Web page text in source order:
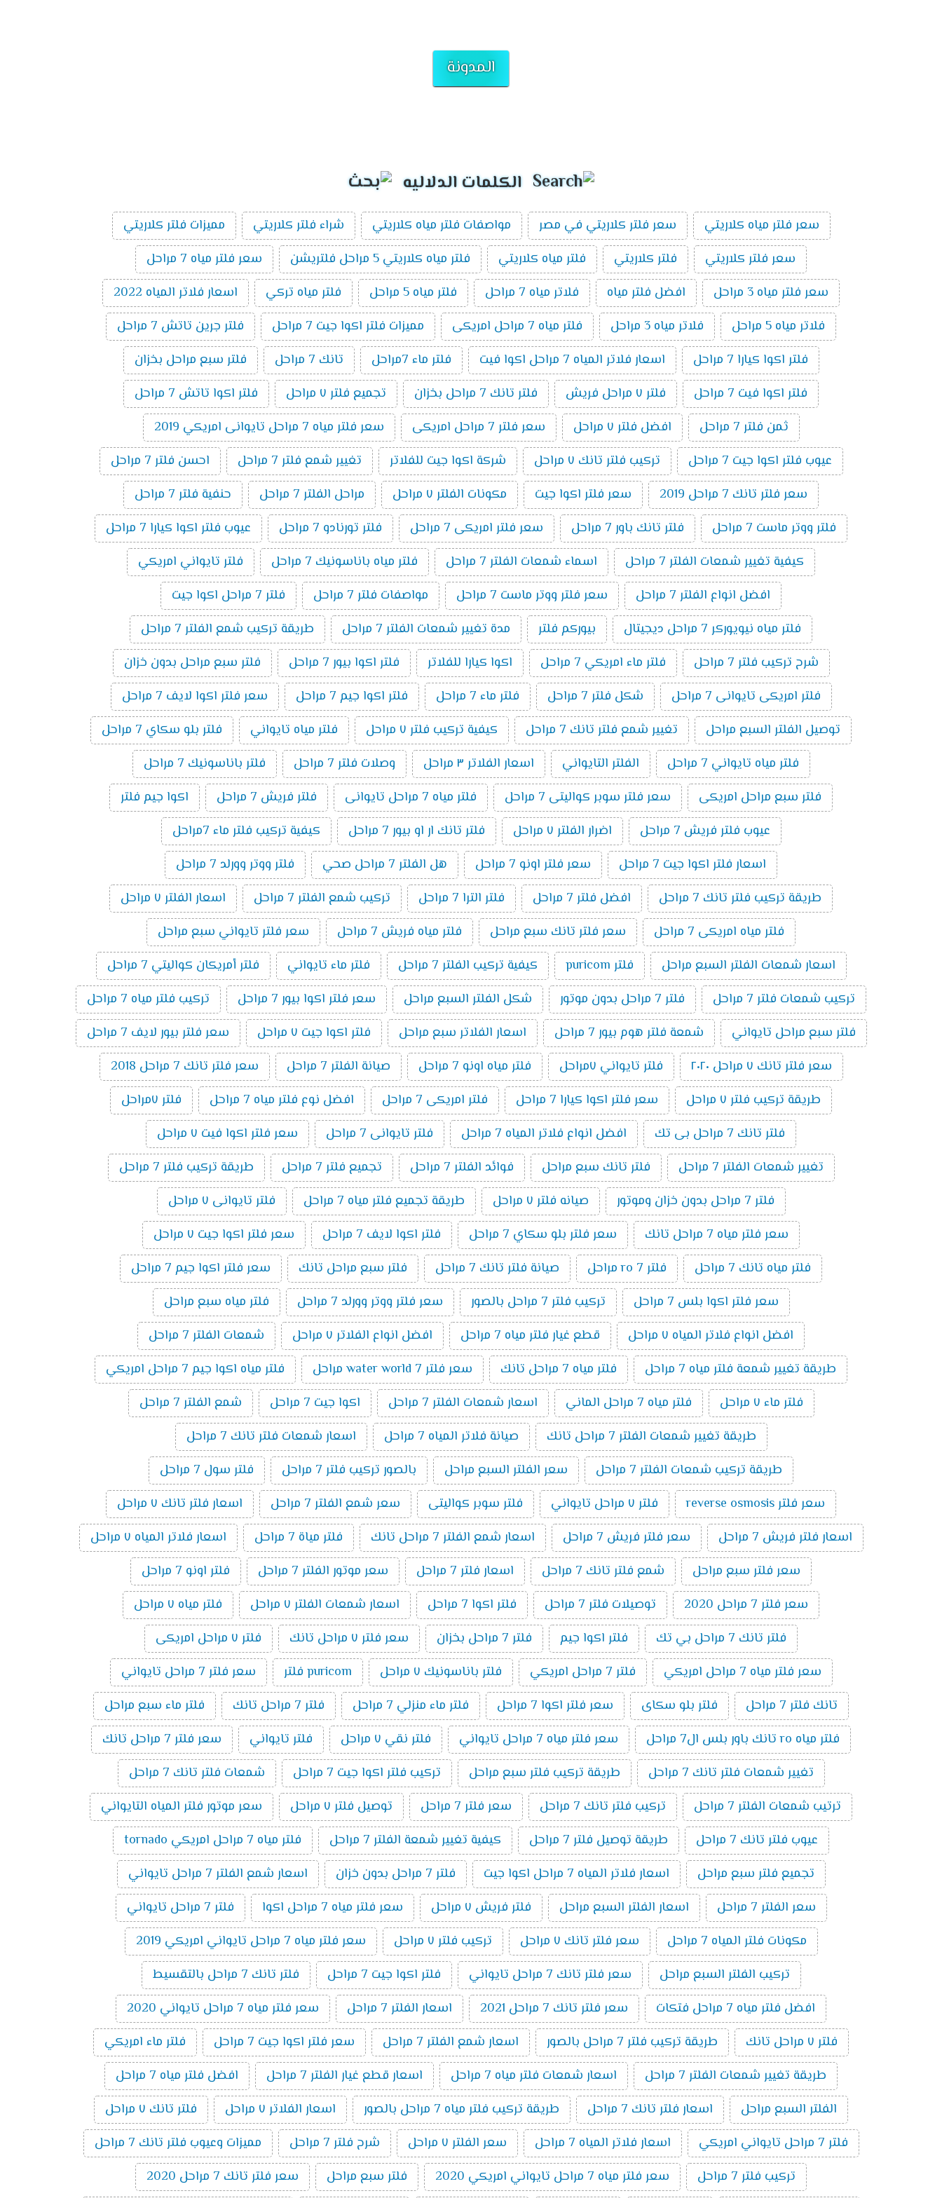
المدونة
الكلمات الدلاليه
سعر فلتر مياه كلاريتي سعر فلتر كلاريتي في مصر مواصفات فلتر مياه كلاريتي شراء فلتر كلاريتي
مميزات فلتر كلاريتي
سعر فلتر كلاريتي
فلتر كلاريتي فلتر مياه كلاريتي فلتر مياه كلاريتي 5 مراحل فلتريشن
سعر فلتر مياه 7 مراحل
سعر فلتر مياه 3 مراحل
افضل فلتر مياه فلاتر مياه 7 مراحل فلتر مياه 5 مراحل فلتر مياه تركي
اسعار فلاتر المياه 2022
فلاتر مياه 5 مراحل
فلاتر مياه 3 مراحل فلتر مياه 7 مراحل امريكى مميزات فلتر اكوا جيت 7 مراحل
فلتر جرين تاتش 7 مراحل
فلتر اكوا كيارا 7 مراحل
اسعار فلاتر المياه 7 مراحل اكوا فيت فلتر ماء 7مراحل تانك 7 مراحل
فلتر سبع مراحل بخزان
فلتر اكوا فيت 7 مراحل
فلتر ٧ مراحل فريش فلتر تانك 7 مراحل بخزان تجميع فلتر ٧ مراحل
فلتر اكوا تاتش 7 مراحل
ثمن فلتر 7 مراحل
افضل فلتر ٧ مراحل سعر فلتر 7 مراحل امريكى
سعر فلتر مياه 7 مراحل تايوانى امريكي 2019
عيوب فلتر اكوا جيت 7 مراحل
تركيب فلتر تانك ٧ مراحل شركة اكوا جيت للفلاتر تغيير شمع فلتر 7 مراحل
احسن فلتر 7 مراحل
سعر فلتر تانك 7 مراحل 2019
سعر فلتر اكوا جيت مكونات الفلتر ٧ مراحل مراحل الفلتر 7 مراحل
حنفية فلتر 7 مراحل
فلتر ووتر ماست 7 مراحل
فلتر تانك باور 7 مراحل سعر فلتر امريكى 7 مراحل فلتر تورنادو 7 مراحل
عيوب فلتر اكوا كيارا 7 مراحل
كيفية تغيير شمعات الفلتر 7 مراحل
اسماء شمعات الفلتر 7 مراحل فلتر مياه باناسونيك 7 مراحل
فلتر تايواني امريكي
افضل انواع الفلتر 7 مراحل
سعر فلتر ووتر ماست 7 مراحل مواصفات فلتر 7 مراحل
فلتر 7 مراحل اكوا جيت
فلتر مياه نيويوركر 7 مراحل ديجيتال
بيوركم فلتر مدة تغيير شمعات الفلتر 7 مراحل
طريقة تركيب شمع الفلتر 7 مراحل
شرح تركيب فلتر 7 مراحل
فلتر ماء امريكي 7 مراحل اكوا كيارا للفلاتر فلتر اكوا بيور 7 مراحل
فلتر سبع مراحل بدون خزان
فلتر امريكى تايوانى 7 مراحل
شكل فلتر 7 مراحل فلتر ماء 7 مراحل فلتر اكوا جيم 7 مراحل
سعر فلتر اكوا لايف 7 مراحل
توصيل الفلتر السبع مراحل
تغيير شمع فلتر تانك 7 مراحل كيفية تركيب فلتر ٧ مراحل فلتر مياه تايواني
فلتر بلو سكاي 7 مراحل
فلتر مياه تايواني 7 مراحل
الفلتر التايواني اسعار الفلاتر ٣ مراحل وصلات فلتر 7 مراحل
فلتر باناسونيك 7 مراحل
فلتر سبع مراحل امريكى
سعر فلتر سوبر كواليتى 7 مراحل فلتر مياه 7 مراحل تايوانى فلتر فريش 7 مراحل
اكوا جيم فلتر
عيوب فلتر فريش 7 مراحل
اضرار الفلتر ٧ مراحل فلتر تانك ار او بيور 7 مراحل
كيفية تركيب فلتر ماء 7مراحل
اسعار فلتر اكوا جيت 7 مراحل
سعر فلتر اونو 7 مراحل هل الفلتر 7 مراحل صحي
فلتر ووتر وورلد 7 مراحل
طريقة تركيب فلتر تانك 7 مراحل
افضل فلتر 7 مراحل فلتر الترا 7 مراحل تركيب شمع الفلتر 7 مراحل
اسعار الفلتر ٧ مراحل
فلتر مياه امريكى 7 مراحل
سعر فلتر تانك سبع مراحل فلتر مياه فريش 7 مراحل
سعر فلتر تايواني سبع مراحل
اسعار شمعات الفلتر السبع مراحل
فلتر puricom كيفية تركيب الفلتر 7 مراحل فلتر ماء تايواني
فلتر أمريكان كواليتي 7 مراحل
تركيب شمعات فلتر 7 مراحل
فلتر 7 مراحل بدون موتور شكل الفلتر السبع مراحل سعر فلتر اكوا بيور 7 مراحل
تركيب فلتر مياه 7 مراحل
فلتر سبع مراحل تايواني
شمعة فلتر هوم بيور 7 مراحل اسعار الفلاتر سبع مراحل فلتر اكوا جيت ٧ مراحل
سعر فلتر بيور لايف 7 مراحل
سعر فلتر تانك ٧ مراحل ٢٠٢٠
فلتر تايواني ٧مراحل فلتر مياه اونو 7 مراحل صيانة الفلتر 7 مراحل
سعر فلتر تانك 7 مراحل 2018
طريقة تركيب فلتر ٧ مراحل
سعر فلتر اكوا كيارا 7 مراحل فلتر امريكى 7 مراحل افضل نوع فلتر مياه 7 مراحل
فلتر ٧مراحل
فلتر تانك 7 مراحل بى تك
افضل انواع فلاتر المياه 7 مراحل فلتر تايوانى 7 مراحل
سعر فلتر اكوا فيت ٧ مراحل
تغيير شمعات الفلتر 7 مراحل
فلتر تانك سبع مراحل فوائد الفلتر 7 مراحل تجميع فلتر 7 مراحل
طريقة تركيب فلتر 7 مراحل
فلتر 7 مراحل بدون خزان وموتور
صيانه فلتر ٧ مراحل طريقة تجميع فلتر مياه 7 مراحل
فلتر تايوانى ٧ مراحل
سعر فلتر مياه 7 مراحل تانك
سعر فلتر بلو سكاي 7 مراحل فلتر اكوا لايف 7 مراحل
سعر فلتر اكوا جيت ٧ مراحل
فلتر مياه تانك 7 مراحل
فلتر ro 7 مراحل صيانة فلتر تانك 7 مراحل فلتر سبع مراحل تانك
سعر فلتر اكوا جيم 7 مراحل
سعر فلتر اكوا بلس 7 مراحل
تركيب فلتر 7 مراحل بالصور سعر فلتر ووتر وورلد 7 مراحل
فلتر مياه سبع مراحل
افضل انواع فلاتر المياه ٧ مراحل
قطع غيار فلتر مياه 7 مراحل افضل انواع الفلاتر ٧ مراحل
شمعات الفلتر 7 مراحل
طريقة تغيير شمعة فلتر مياه 7 مراحل
فلتر مياه 7 مراحل تانك سعر فلتر water world 7 مراحل
فلتر مياه اكوا جيم 7 مراحل امريكي
فلتر ماء ٧ مراحل
فلتر مياه 7 مراحل الماني اسعار شمعات الفلتر 7 مراحل اكوا جيت 7 مراحل
شمع الفلتر 7 مراحل
طريقة تغيير شمعات الفلتر 7 مراحل تانك
صيانة فلاتر المياه 7 مراحل
اسعار شمعات فلتر تانك 7 مراحل
طريقة تركيب شمعات الفلتر 7 مراحل
سعر الفلتر السبع مراحل بالصور تركيب فلتر 7 مراحل
فلتر سول 7 مراحل
سعر فلتر reverse osmosis
فلتر ٧ مراحل تايواني فلتر سوبر كواليتى سعر شمع الفلتر 7 مراحل
اسعار فلتر تانك ٧ مراحل
اسعار فلتر فريش 7 مراحل
سعر فلتر فريش 7 مراحل اسعار شمع الفلتر 7 مراحل تانك فلتر مياة 7 مراحل
اسعار فلاتر المياه ٧ مراحل
سعر فلتر سبع مراحل
شمع فلتر تانك 7 مراحل اسعار فلتر 7 مراحل سعر موتور الفلتر 7 مراحل
فلتر اونو 7 مراحل
سعر فلتر 7 مراحل 2020
توصيلات فلتر 7 مراحل فلتر اكوا 7 مراحل اسعار شمعات الفلتر ٧ مراحل
فلتر مياه ٧ مراحل
فلتر تانك 7 مراحل بي تك
فلتر اكوا جيم فلتر 7 مراحل بخزان سعر فلتر ٧ مراحل تانك
فلتر ٧ مراحل امريكى
سعر فلتر مياه 7 مراحل امريكي
فلتر 7 مراحل امريكي فلتر باناسونيك ٧ مراحل puricom فلتر
سعر فلتر 7 مراحل تايواني
تانك فلتر 7 مراحل
فلتر بلو سكاى سعر فلتر اكوا 7 مراحل فلتر ماء منزلي 7 مراحل فلتر 7 مراحل تانك
فلتر ماء سبع مراحل
فلتر مياه ro تانك باور بلس ال7 مراحل
سعر فلتر مياه 7 مراحل تايواني فلتر نقي ٧ مراحل فلتر تايواني
سعر فلتر 7 مراحل تانك
تغيير شمعات فلتر تانك 7 مراحل
طريقة تركيب فلتر سبع مراحل تركيب فلتر اكوا جيت 7 مراحل
شمعات فلتر تانك 7 مراحل
ترتيب شمعات الفلتر 7 مراحل
تركيب فلتر تانك 7 مراحل سعر فلتر 7 مراحل توصيل فلتر ٧ مراحل
سعر موتور فلتر المياه التايواني
عيوب فلتر تانك 7 مراحل
طريقة توصيل فلتر 7 مراحل كيفية تغيير شمعة الفلتر 7 مراحل
فلتر مياه 7 مراحل امريكي tornado
تجميع فلتر سبع مراحل
اسعار فلاتر المياه 7 مراحل اكوا جيت فلتر 7 مراحل بدون خزان
اسعار شمع الفلتر 7 مراحل تايواني
سعر الفلتر 7 مراحل
اسعار الفلتر السبع مراحل فلتر فريش ٧ مراحل سعر فلتر مياه 7 مراحل اكوا
فلتر 7 مراحل تايواني
مكونات فلتر المياه 7 مراحل
سعر فلتر تانك ٧ مراحل تركيب فلتر ٧ مراحل
سعر فلتر مياه 7 مراحل تايواني امريكي 2019
تركيب الفلتر السبع مراحل
سعر فلتر تانك 7 مراحل تايواني فلتر اكوا جيت 7 مراحل
فلتر تانك 7 مراحل بالتقسيط
افضل فلتر مياه 7 مراحل فتكات
سعر فلتر تانك 7 مراحل 2021 اسعار الفلتر 7 مراحل
سعر فلتر مياه 7 مراحل تايواني 2020
فلتر ٧ مراحل تانك
طريقة تركيب فلتر 7 مراحل بالصور اسعار شمع الفلتر 7 مراحل سعر فلتر اكوا جيت 7 مراحل
فلتر ماء امريكي
طريقة تغيير شمعات الفلتر 7 مراحل
اسعار شمعات فلتر مياه 7 مراحل اسعار قطع غيار الفلتر 7 مراحل
افضل فلتر مياه 7 مراحل
الفلتر السبع مراحل
اسعار فلتر تانك 7 مراحل طريقة تركيب فلتر مياه 7 مراحل بالصور اسعار الفلاتر ٧ مراحل
فلتر تانك ٧ مراحل
فلتر 7 مراحل تايواني امريكي
اسعار فلاتر المياه 7 مراحل سعر الفلتر ٧ مراحل شرح فلتر 7 مراحل
مميزات وعيوب فلتر تانك 7 مراحل
تركيب فلتر 7 مراحل
سعر فلتر مياه 7 مراحل تايواني امريكي 2020 فلتر سبع مراحل سعر فلتر تانك 7 مراحل 2020